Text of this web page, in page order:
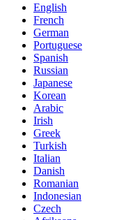
English
French
German
Portuguese
Spanish
Russian
Japanese
Korean
Arabic
Irish
Greek
Turkish
Italian
Danish
Romanian
Indonesian
Czech